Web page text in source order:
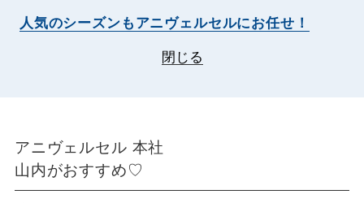
人気のシーズンもアニヴェルセルにお任せ！
閉じる
アニヴェルセル 本社
山内がおすすめ♡